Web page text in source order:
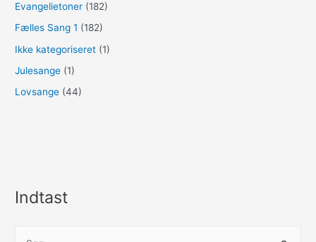
Evangelietoner (182)
Fælles Sang 1 (182)
Ikke kategoriseret (1)
Julesange (1)
Lovsange (44)
Indtast